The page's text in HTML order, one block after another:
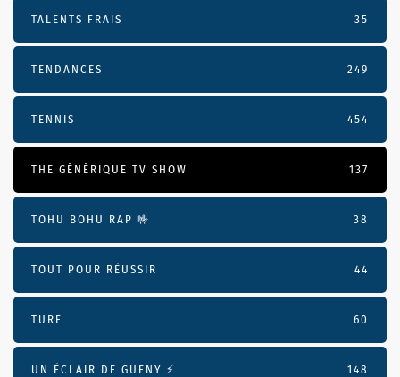
TALENTS FRAIS 35
TENDANCES 249
TENNIS 454
THE GÉNÉRIQUE TV SHOW 137
TOHU BOHU RAP 🤟 38
TOUT POUR RÉUSSIR 44
TURF 60
UN ÉCLAIR DE GUENY ⚡️ 148